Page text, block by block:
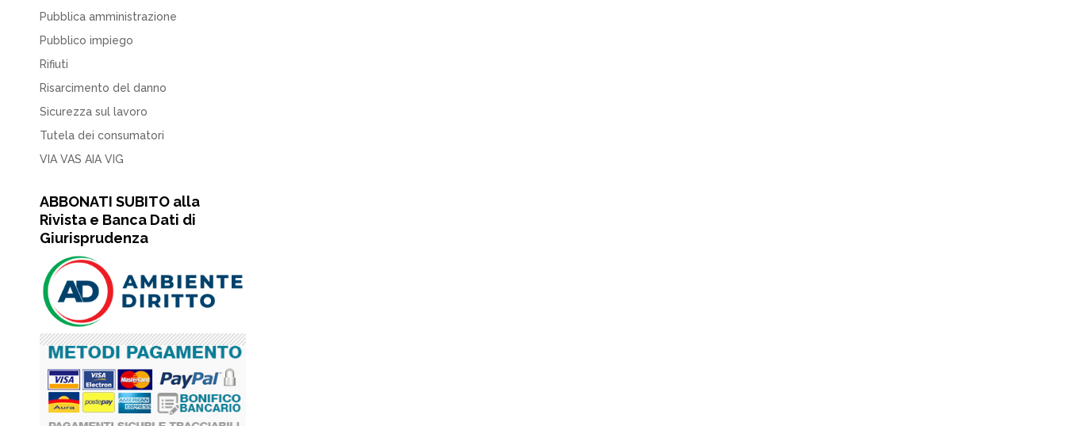
Pubblica amministrazione
Pubblico impiego
Rifiuti
Risarcimento del danno
Sicurezza sul lavoro
Tutela dei consumatori
VIA VAS AIA VIG
ABBONATI SUBITO alla
Rivista e Banca Dati di
Giurisprudenza